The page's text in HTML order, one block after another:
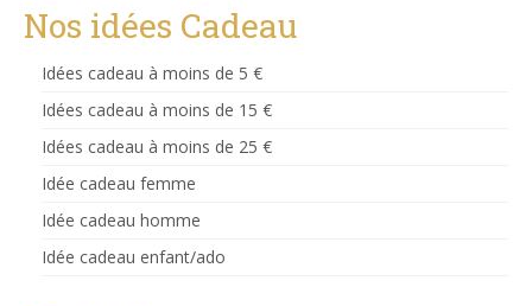
a
Les
options
peuvent
Nos idées Cadeau
Idées cadeau à moins de 5 €
Idées cadeau à moins de 15 €
Idées cadeau à moins de 25 €
Idée cadeau femme
Idée cadeau homme
Idée cadeau enfant/ado